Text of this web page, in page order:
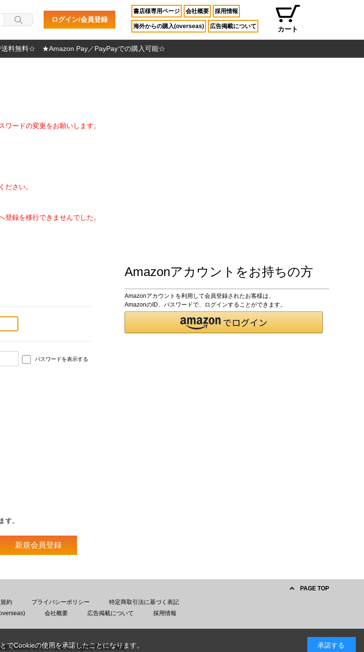
ログイン/会員登録
書店様専用ページ 会社概要 採用情報
海外からの購入(overseas) 広告掲載について カート
送料無料☆ ★Amazon Pay／PayPayでの購入可能☆
ードの変更をお願いします。
ださい。
録を移行できませんでした。
パスワードを表示する
Amazonアカウントをお持ちの方
Amazonアカウントを利用して会員登録されたお客様は、
AmazonのID、パスワードで、ログインすることができます。
す。
PAGE TOP
約 プライバシーポリシー
特定商取引法に基づく表記
会社概要 広告掲載について 採用情報
EI CORPORATION All Rights Reserved.
Cookieの使用を承諾したことになります。 承諾する